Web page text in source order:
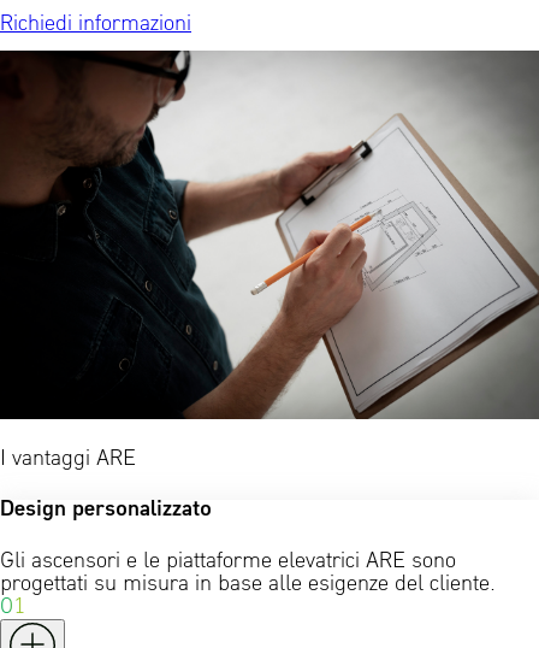
Richiedi informazioni
I vantaggi ARE
Design personalizzato
Gli ascensori e le piattaforme elevatrici ARE sono
progettati su misura in base alle esigenze del cliente.
01